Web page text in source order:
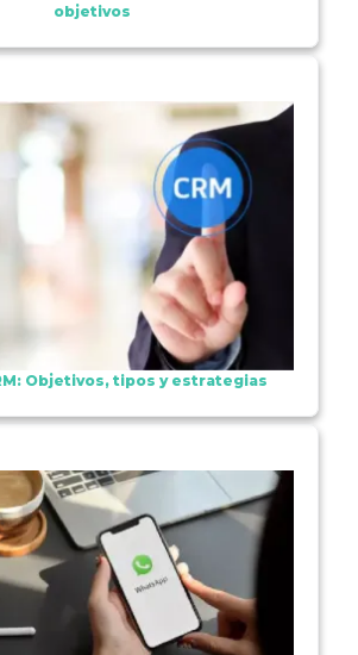
objetivos
Objetivos, tipos y estrategias